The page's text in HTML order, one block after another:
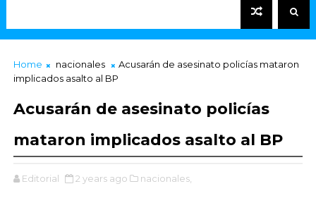
Home nacionales
Acusarán de asesinato policías mataron
implicados asalto al BP
Acusarán de asesinato policías
mataron implicados asalto al BP
Editorial 2 years ago nacionales,